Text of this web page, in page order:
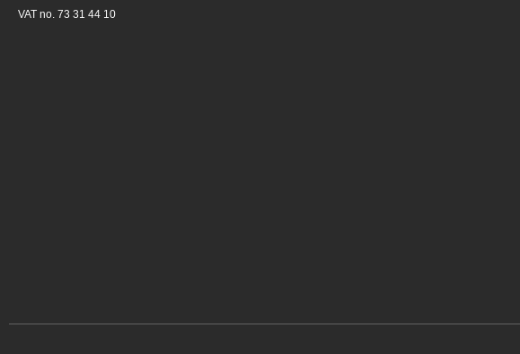
VAT no. 73 31 44 10